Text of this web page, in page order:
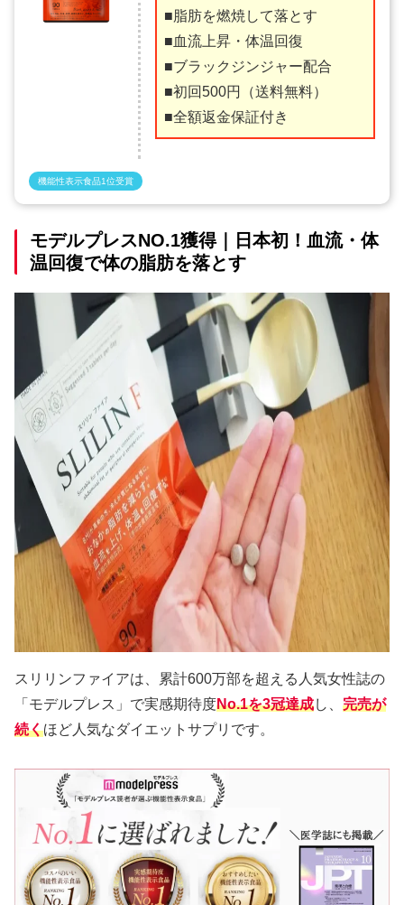
■脂肪を燃焼して落とす
■血流上昇・体温回復
■ブラックジンジャー配合
■初回500円（送料無料）
■全額返金保証付き
機能性表示食品1位受賞
モデルプレスNO.1獲得｜日本初！血流・体
温回復で体の脂肪を落とす
スリリンファイアは、累計600万部を超える人気女性誌の
「モデルプレス」で実感期待度No.1を3冠達成し、 完売が
続くほど人気なダイエットサプリです。